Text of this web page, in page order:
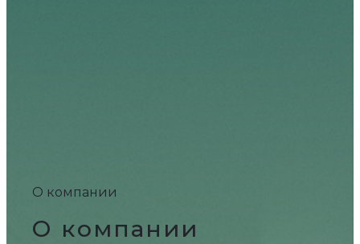
О компании
О компании